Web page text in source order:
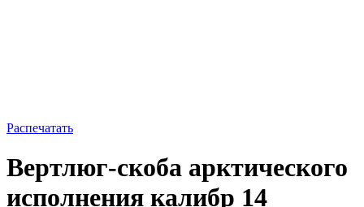
Распечатать
Вертлюг-скоба арктического
исполнения калибр 14